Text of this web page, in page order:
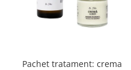
Pachet tratament: crema